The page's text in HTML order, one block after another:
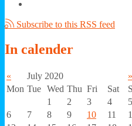
Subscribe to this RSS feed
In calender
« July 2020
»
Mon Tue Wed Thu Fri Sat
1
2 3 4
5
6
7 8 9 10 11